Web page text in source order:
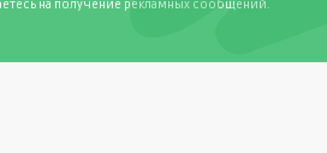
на получение рекламных сообщений.